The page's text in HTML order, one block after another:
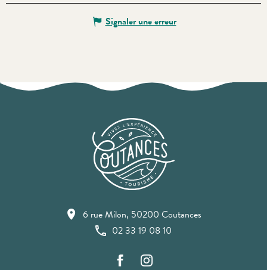
Signaler une erreur
6 rue Milon, 50200 Coutances
02 33 19 08 10